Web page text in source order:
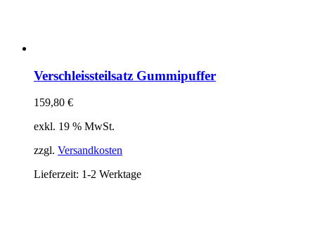
Verschleissteilsatz Gummipuffer
159,80 €
exkl. 19 % MwSt.
zzgl. Versandkosten
Lieferzeit: 1-2 Werktage